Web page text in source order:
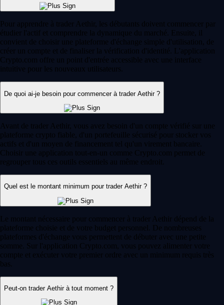
Pour apprendre à trader Aethir, les débutants doivent commencer par
étudier l'actif et comprendre la dynamique du marché. Ensuite, il
convient de choisir une plateforme d'échange simple d'utilisation, de
créer un compte et de finaliser la vérification d'identité. L'application
Crypto.com offre un point d'entrée accessible avec une interface
intuitive pour les nouveaux utilisateurs.
De quoi ai-je besoin pour commencer à trader Aethir ?
Avant de trader Aethir, vous avez besoin d'un compte vérifié sur une
plateforme crypto fiable, d'un portefeuille sécurisé pour stocker vos
actifs et d'un moyen de financement tel qu'un virement bancaire.
Choisir une application tout-en-un comme Crypto.com permet de
regrouper tous ces outils essentiels au même endroit.
Quel est le montant minimum pour trader Aethir ?
Le montant nécessaire pour commencer à trader Aethir dépend de la
plateforme choisie et de votre budget personnel. De nombreuses
plateformes d'échange vous permettent de débuter avec une petite
somme. Sur l'application Crypto.com, vous pouvez alimenter votre
compte et exécuter votre premier ordre avec un minimum requis très
bas.
Peut-on trader Aethir à tout moment ?